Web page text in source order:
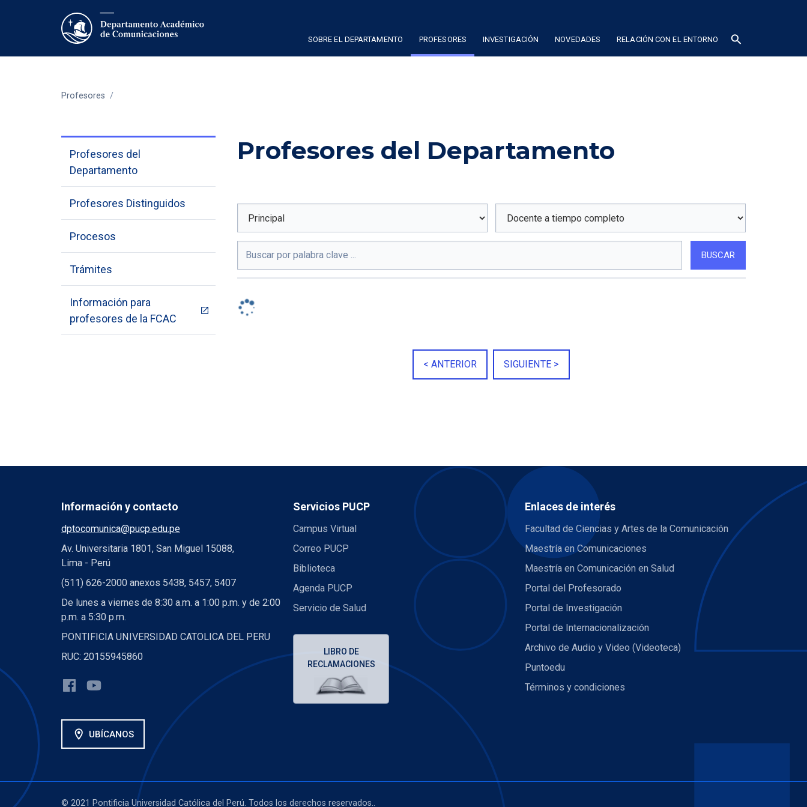
SOBRE EL DEPARTAMENTO PROFESORES INVESTIGACIÓN NOVEDADES RELACIÓN CON EL ENTORNO search
Profesores /
Profesores del
Departamento
Profesores Distinguidos
Procesos
Trámites
Información para
profesores de la FCAC
Profesores del Departamento
BUSCAR
< ANTERIOR SIGUIENTE >
Información y contacto
dptocomunica@pucp.edu.pe
Av. Universitaria 1801, San Miguel 15088,
Lima - Perú
(511) 626-2000 anexos 5438, 5457, 5407
De lunes a viernes de 8:30 a.m. a 1:00 p.m. y de 2:00
p.m. a 5:30 p.m.
PONTIFICIA UNIVERSIDAD CATOLICA DEL PERU
RUC: 20155945860
location_on UBÍCANOS
Servicios PUCP
Campus Virtual
Correo PUCP
Biblioteca
Agenda PUCP
Servicio de Salud
LIBRO DE
RECLAMACIONES
Enlaces de interés
Facultad de Ciencias y Artes de la Comunicación
Maestría en Comunicaciones
Maestría en Comunicación en Salud
Portal del Profesorado
Portal de Investigación
Portal de Internacionalización
Archivo de Audio y Video (Videoteca)
Puntoedu
Términos y condiciones
© 2021 Pontificia Universidad Católica del Perú. Todos los derechos reservados..